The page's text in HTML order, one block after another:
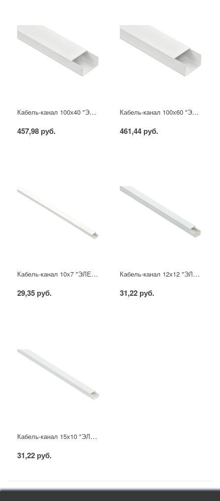
Кабель-канал 100х40 "ЭЛЕКОР" белый (8м) IEK
457,98 руб.
Кабель-канал 100х60 "ЭЛЕКОР" белый (8м) IEK
461,44 руб.
Кабель-канал 10х7 "ЭЛЕКОР" белый (200м) IEK
29,35 руб.
Кабель-канал 12х12 "ЭЛЕКОР" белый (120м) IEK
31,22 руб.
Кабель-канал 15х10 "ЭЛЕКОР" белый (144м) IEK
31,22 руб.